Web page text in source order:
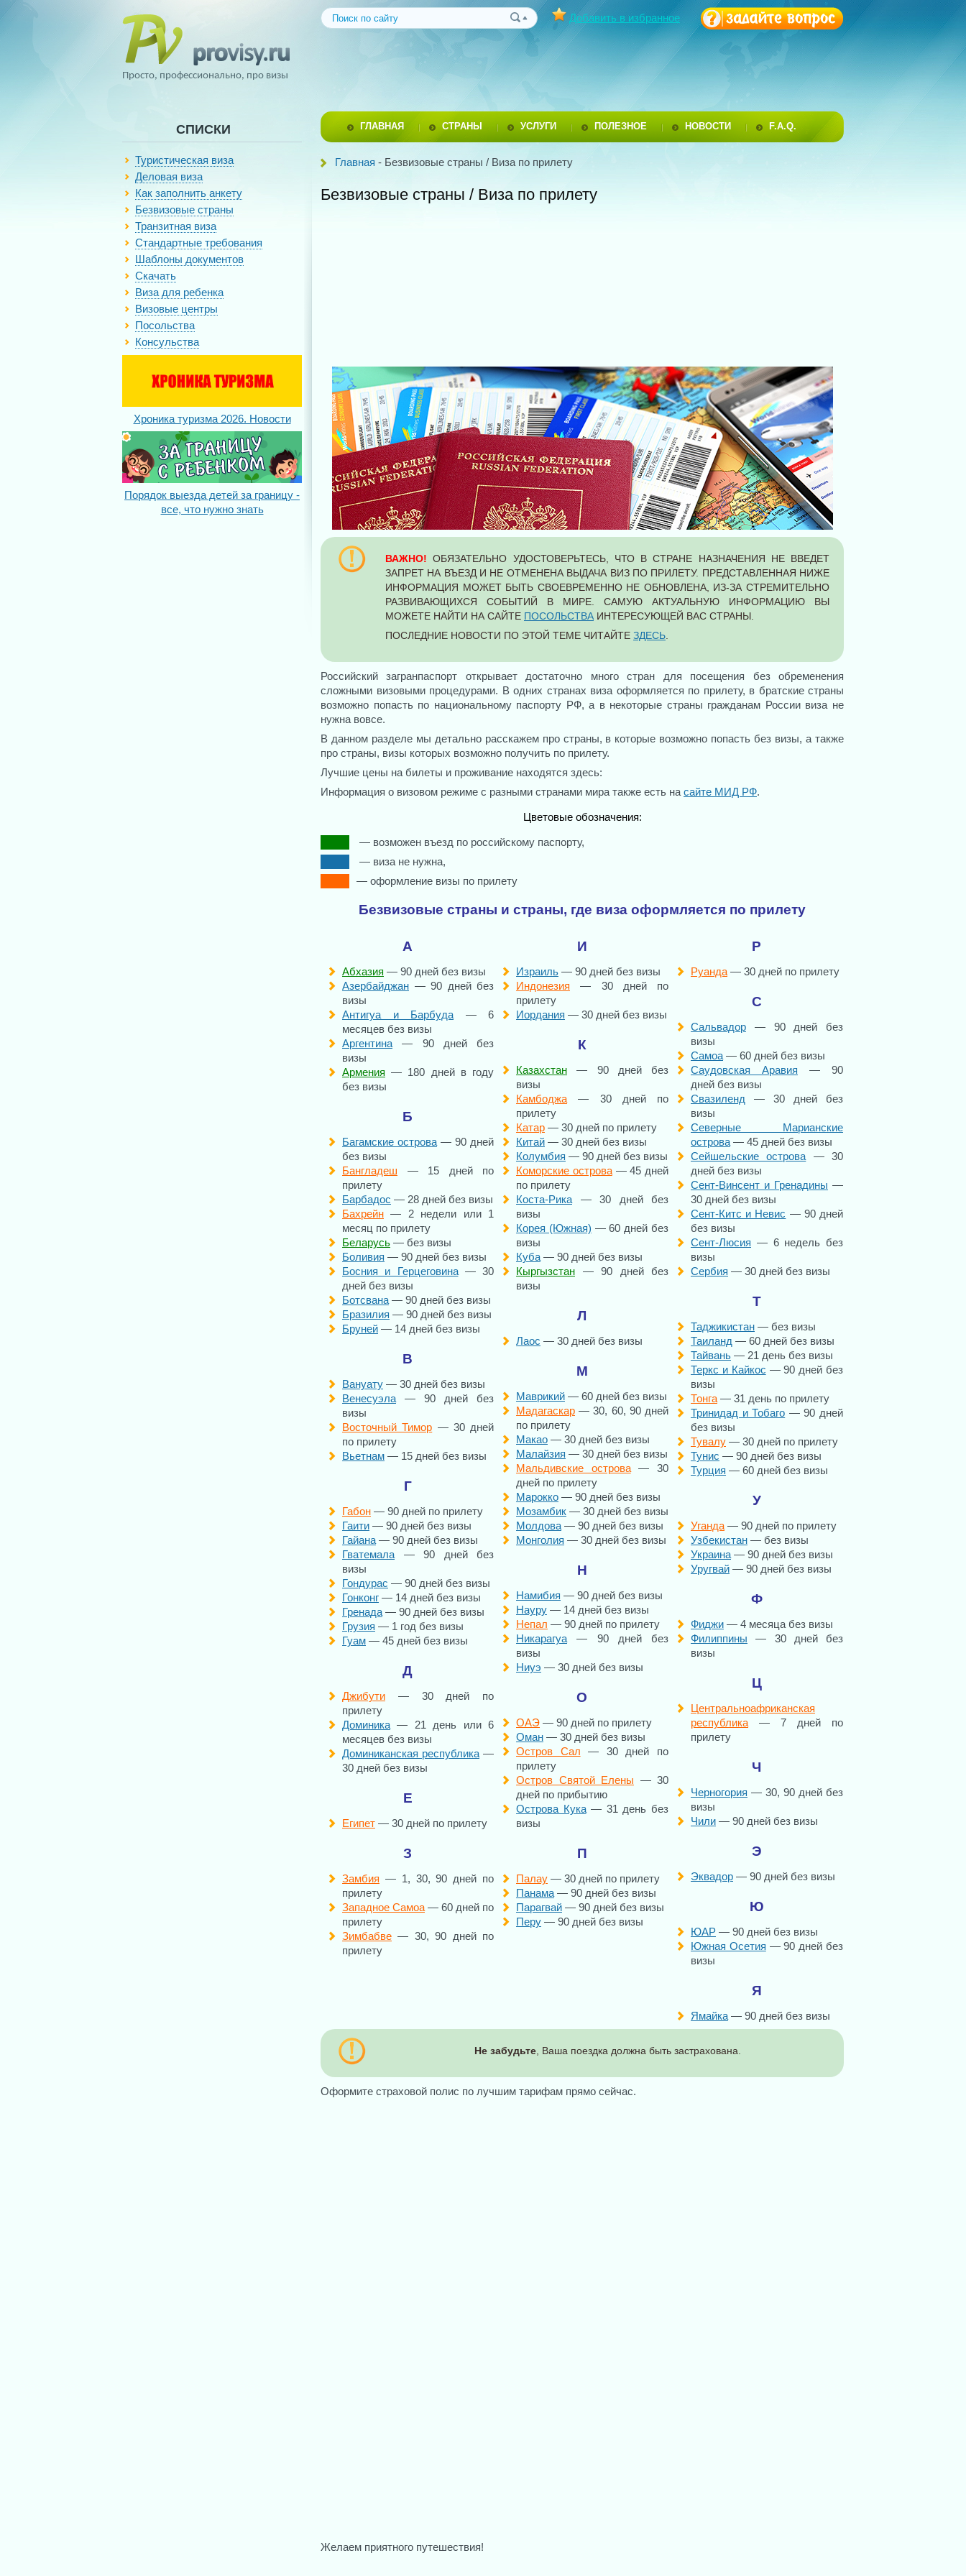
Просто, профессионально, про визы
Добавить в избранное
СПИСКИ
Туристическая виза
Деловая виза
Как заполнить анкету
Безвизовые страны
Транзитная виза
Стандартные требования
Шаблоны документов
Скачать
Виза для ребенка
Визовые центры
Посольства
Консульства
Хроника туризма 2026. Новости
Порядок выезда детей за границу -
все, что нужно знать
ГЛАВНАЯ СТРАНЫ УСЛУГИ ПОЛЕЗНОЕ НОВОСТИ F.A.Q.
Главная - Безвизовые страны / Виза по прилету
Безвизовые страны / Виза по прилету
ВАЖНО! ОБЯЗАТЕЛЬНО УДОСТОВЕРЬТЕСЬ, ЧТО В СТРАНЕ НАЗНАЧЕНИЯ НЕ ВВЕДЕТ
ЗАПРЕТ НА ВЪЕЗД И НЕ ОТМЕНЕНА ВЫДАЧА ВИЗ ПО ПРИЛЕТУ. ПРЕДСТАВЛЕННАЯ НИЖЕ
ИНФОРМАЦИЯ МОЖЕТ БЫТЬ СВОЕВРЕМЕННО НЕ ОБНОВЛЕНА, ИЗ-ЗА СТРЕМИТЕЛЬНО
РАЗВИВАЮЩИХСЯ СОБЫТИЙ В МИРЕ. САМУЮ АКТУАЛЬНУЮ ИНФОРМАЦИЮ ВЫ
МОЖЕТЕ НАЙТИ НА САЙТЕ ПОСОЛЬСТВА ИНТЕРЕСУЮЩЕЙ ВАС СТРАНЫ.
ПОСЛЕДНИЕ НОВОСТИ ПО ЭТОЙ ТЕМЕ ЧИТАЙТЕ ЗДЕСЬ
Российский загранпаспорт открывает достаточно много стран для посещения без обременения
сложными визовыми процедурами. В одних странах виза оформляется по прилету, в братские страны
возможно попасть по национальному паспорту РФ, а в некоторые страны гражданам России виза не
нужна вовсе.
В данном разделе мы детально расскажем про страны, в которые возможно попасть без визы, а также
про страны, визы которых возможно получить по прилету.
Лучшие цены на билеты и проживание находятся здесь:
Информация о визовом режиме с разными странами мира также есть на сайте МИД РФ.
Цветовые обозначения:
— возможен въезд по российскому паспорту,
— виза не нужна,
— оформление визы по прилету
Безвизовые страны и страны, где виза оформляется по прилету
А
Абхазия — 90 дней без визы
Азербайджан — 90 дней без
визы
Антигуа и Барбуда — 6
месяцев без визы
Аргентина — 90 дней без
визы
Армения — 180 дней в году
без визы
Б
Багамские острова — 90 дней
без визы
Бангладеш — 15 дней по
прилету
Барбадос — 28 дней без визы
Бахрейн — 2 недели или 1
месяц по прилету
Беларусь — без визы
Боливия — 90 дней без визы
Босния и Герцеговина— 30
дней без визы
Ботсвана — 90 дней без визы
Бразилия — 90 дней без визы
Бруней — 14 дней без визы
В
Вануату — 30 дней без визы
Венесуэла — 90 дней без
визы
Восточный Тимор — 30 дней
по прилету
Вьетнам — 15 дней без визы
Г
Габон — 90 дней по прилету
Гаити — 90 дней без визы
Гайана — 90 дней без визы
Гватемала — 90 дней без
визы
Гондурас — 90 дней без визы
Гонконг — 14 дней без визы
Гренада — 90 дней без визы
Грузия — 1 год без визы
Гуам — 45 дней без визы
Д
Джибути — 30 дней по
прилету
Доминика — 21 день или 6
месяцев без визы
Доминиканская республика —
30 дней без визы
Е
Египет — 30 дней по прилету
З
Замбия — 1, 30, 90 дней по
прилету
Западное Самоа — 60 дней по
прилету
Зимбабве — 30, 90 дней по
прилету
И
Израиль — 90 дней без визы
Индонезия — 30 дней по
прилету
Иордания — 30 дней без визы
К
Казахстан — 90 дней без
визы
Камбоджа — 30 дней по
прилету
Катар — 30 дней по прилету
Китай — 30 дней без визы
Колумбия — 90 дней без визы
Коморские острова— 45 дней
по прилету
Коста-Рика — 30 дней без
визы
Корея (Южная) — 60 дней без
визы
Куба — 90 дней без визы
Кыргызстан — 90 дней без
визы
Л
Лаос — 30 дней без визы
М
Маврикий — 60 дней без визы
Мадагаскар — 30, 60, 90 дней
по прилету
Макао — 30 дней без визы
Малайзия — 30 дней без визы
Мальдивские острова— 30
дней по прилету
Марокко — 90 дней без визы
Мозамбик — 30 дней без визы
Молдова — 90 дней без визы
Монголия — 30 дней без визы
Н
Намибия — 90 дней без визы
Науру — 14 дней без визы
Непал — 90 дней по прилету
Никарагуа — 90 дней без
визы
Ниуэ — 30 дней без визы
О
ОАЭ — 90 дней по прилету
Оман — 30 дней без визы
Остров Сал — 30 дней по
прилету
Остров Святой Елены — 30
дней по прибытию
Острова Кука— 31 день без
визы
П
Палау — 30 дней по прилету
Панама — 90 дней без визы
Парагвай — 90 дней без визы
Перу — 90 дней без визы
Р
Руанда — 30 дней по прилету
С
Сальвадор — 90 дней без
визы
Самоа — 60 дней без визы
Саудовская Аравия — 90
дней без визы
Свазиленд — 30 дней без
визы
Северные Марианские
острова — 45 дней без визы
Сейшельские острова — 30
дней без визы
Сент-Винсент и Гренадины —
30 дней без визы
Сент-Китс и Невис — 90 дней
без визы
Сент-Люсия — 6 недель без
визы
Сербия — 30 дней без визы
Т
Таджикистан — без визы
Таиланд — 60 дней без визы
Тайвань — 21 день без визы
Теркс и Кайкос — 90 дней без
визы
Тонга — 31 день по прилету
Тринидад и Тобаго — 90 дней
без визы
Тувалу — 30 дней по прилету
Тунис — 90 дней без визы
Турция — 60 дней без визы
У
Уганда — 90 дней по прилету
Узбекистан — без визы
Украина — 90 дней без визы
Уругвай — 90 дней без визы
Ф
Фиджи — 4 месяца без визы
Филиппины — 30 дней без
визы
Ц
Центральноафриканская
республика — 7 дней по
прилету
Ч
Черногория — 30, 90 дней без
визы
Чили — 90 дней без визы
Э
Эквадор — 90 дней без визы
Ю
ЮАР — 90 дней без визы
Южная Осетия — 90 дней без
визы
Я
Ямайка — 90 дней без визы
Не забудьте, Ваша поездка должна быть застрахована.
Оформите страховой полис по лучшим тарифам прямо сейчас.
Желаем приятного путешествия!